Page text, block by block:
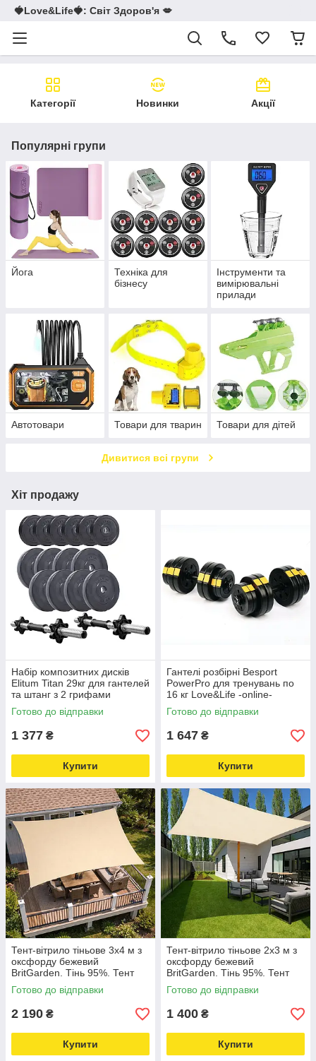
🍓Love&Life🍓: Світ Здоров'я 💋
Категорії Новинки Акції
Популярні групи
Йога
Техніка для
бізнесу
Інструменти та
вимірювальні
прилади
Автотовари Товари для тварин Товари для дітей
Дивитися всі групи
Хіт продажу
Набір композитних дисків
Elitum Titan 29кг для гантелей
та штанг з 2 грифами
Love&Life -online-multimarket-
Готово до відправки
1 377 ₴
Купити
Гантелі розбірні Besport
PowerPro для тренувань по
16 кг Love&Life -online-
multimarket-
Готово до відправки
1 647 ₴
Купити
Тент-вітрило тіньове 3х4 м з
оксфорду бежевий
BritGarden. Тінь 95%. Тент
для навісу, тент від сонця
Love&Life -online-multimarket-
Готово до відправки
2 190 ₴
Купити
Тент-вітрило тіньове 2х3 м з
оксфорду бежевий
BritGarden. Тінь 95%. Тент
для навісу, тент від сонця й
дощу Love&Life
Готово до відправки
1 400 ₴
Купити